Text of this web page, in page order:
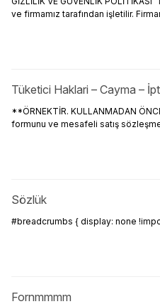
ve firmamız tarafından işletilir.
Tüketici Haklari – Cayma –
**ÖRNEKTİR. KULLANMADAN
formunu ve mesafeli satış
Sözlük
#breadcrumbs { display: none
Fornmmmm